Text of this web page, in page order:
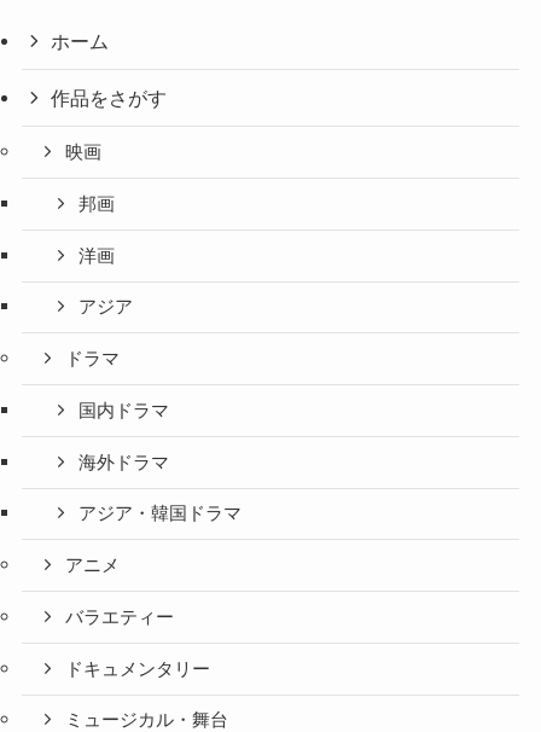
ホーム
作品をさがす
映画
邦画
洋画
アジア
ドラマ
国内ドラマ
海外ドラマ
アジア・韓国ドラマ
アニメ
バラエティー
ドキュメンタリー
ミュージカル・舞台